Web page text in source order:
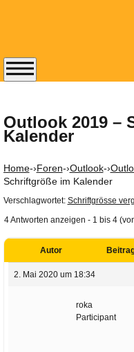
Outlook 2019 –
Kalender
Home-›Foren-›Outlook-›
Schriftgröße im Kalender
Verschlagwortet: Schriftgrösse
4 Antworten anzeigen - 1 bis 4
Autor
2. Mai 2020 um 18:34
roka
Participant
Abonnieren Sie
erscheinenden
Newsletter von
kostenlos.
Der ständig aktuelle
Tipps zu Thema
Email für Sie
Wie z.B. Outlook,
GMail, Thunderbird
oder auch
Ihre E-Mail